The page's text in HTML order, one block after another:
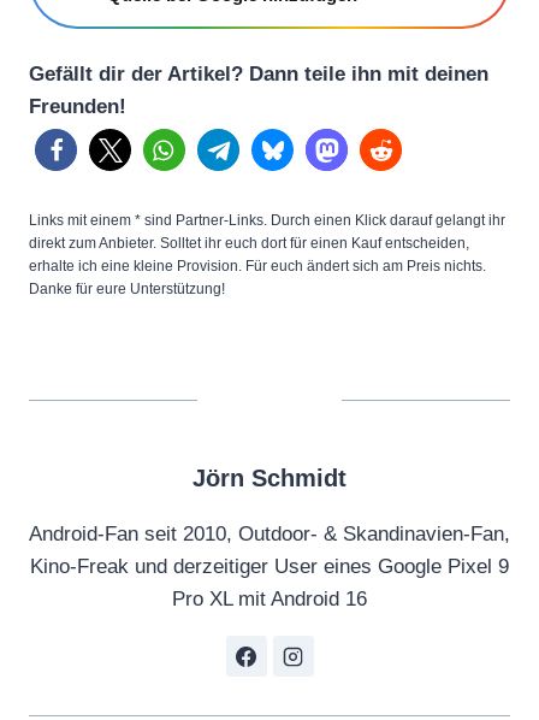
Gefällt dir der Artikel? Dann teile ihn mit deinen
Freunden!
Links mit einem * sind Partner-Links. Durch einen Klick darauf gelangt ihr
direkt zum Anbieter. Solltet ihr euch dort für einen Kauf entscheiden,
erhalte ich eine kleine Provision. Für euch ändert sich am Preis nichts.
Danke für eure Unterstützung!
Jörn Schmidt
Android-Fan seit 2010, Outdoor- & Skandinavien-Fan,
Kino-Freak und derzeitiger User eines Google Pixel 9
Pro XL mit Android 16